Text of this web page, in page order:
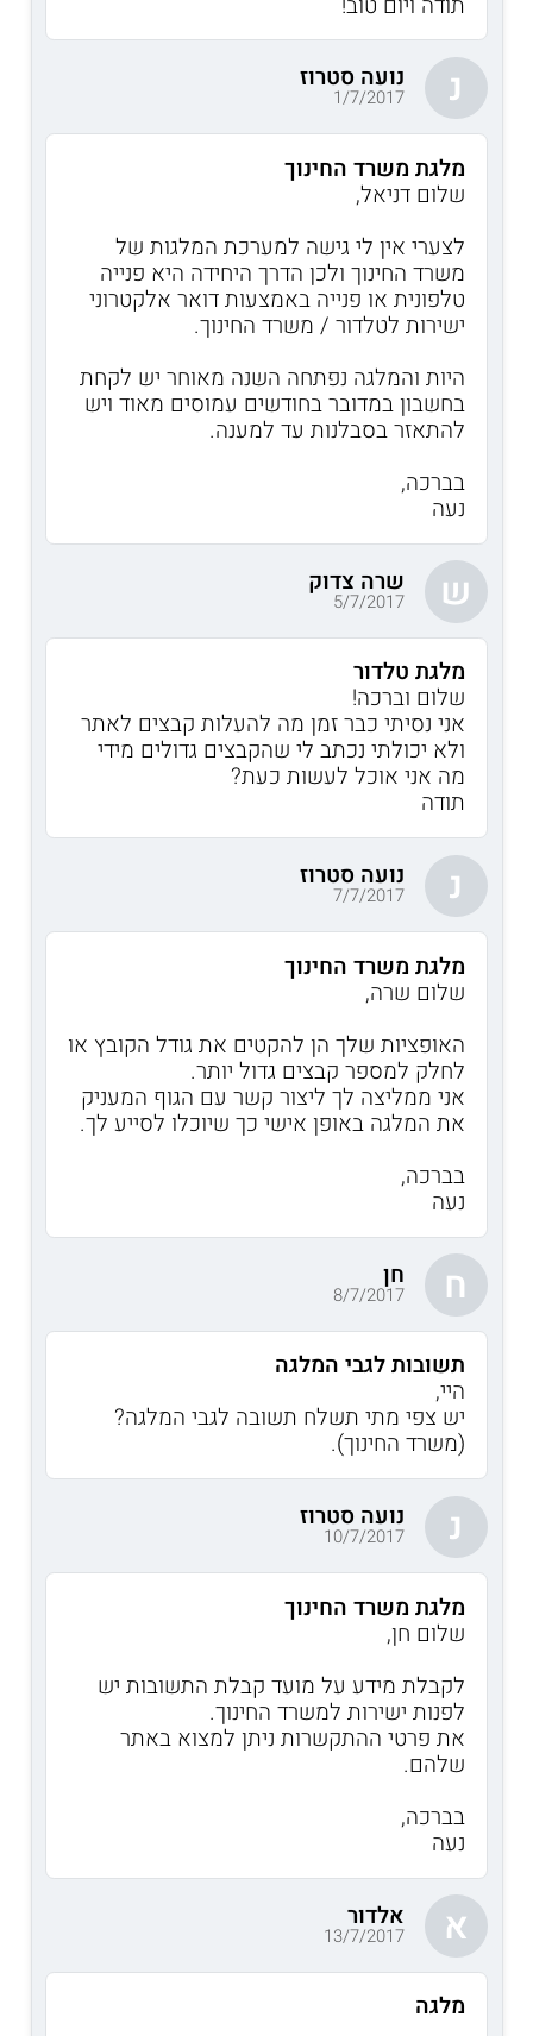
נ נועה סטרוז
1/7/2017
מלגת משרד החינוך
שלום דניאל,
לצערי אין לי גישה למערכת המלגות של
משרד החינוך ולכן הדרך היחידה היא פנייה
טלפונית או פנייה באמצעות דואר אלקטרוני
ישירות לטלדור / משרד החינוך.
היות והמלגה נפתחה השנה מאוחר יש לקחת
בחשבון במדובר בחודשים עמוסים מאוד ויש
להתאזר בסבלנות עד למענה.
בברכה,
נעה
ש שרה צדוק
5/7/2017
מלגת טלדור
שלום וברכה!
אני נסיתי כבר זמן מה להעלות קבצים לאתר
ולא יכולתי נכתב לי שהקבצים גדולים מידי
מה אני אוכל לעשות כעת?
תודה
נ נועה סטרוז
7/7/2017
מלגת משרד החינוך
שלום שרה,
האופציות שלך הן להקטים את גודל הקובץ או
לחלק למספר קבצים גדול יותר.
אני ממליצה לך ליצור קשר עם הגוף המעניק
את המלגה באופן אישי כך שיוכלו לסייע לך.
בברכה,
נעה
ח חן
8/7/2017
תשובות לגבי המלגה
היי,
יש צפי מתי תשלח תשובה לגבי המלגה?
(משרד החינוך).
נ נועה סטרוז
10/7/2017
מלגת משרד החינוך
שלום חן,
לקבלת מידע על מועד קבלת התשובות יש
לפנות ישירות למשרד החינוך.
את פרטי ההתקשרות ניתן למצוא באתר
שלהם.
בברכה,
נעה
א אלדור
13/7/2017
מלגה